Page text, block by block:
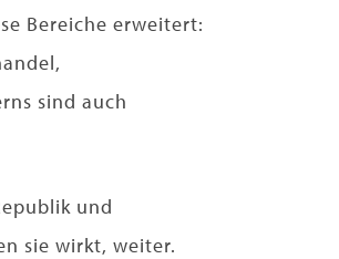
Bereiche erweitert:
sind auch
und
sie wirkt, weiter.